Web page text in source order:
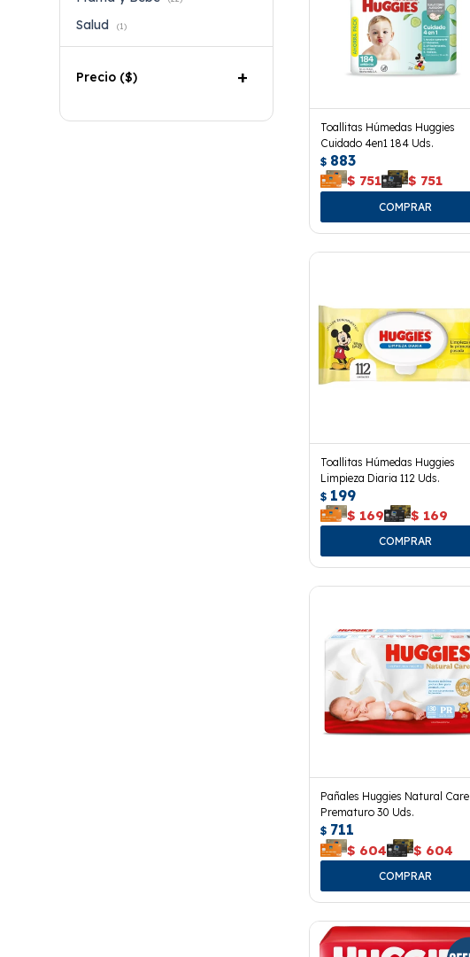
Toallitas Húmedas Huggies
Cuidado 4en1 184 Uds.
$ 883
$ 751 $ 751
Toallitas Húmedas Huggies
Limpieza Diaria 112 Uds.
$ 199
$ 169 $ 169
Pañales Huggies Natural Care
Prematuro 30 Uds.
$ 711
$ 604 $ 604
Salud (1)
Precio ($)